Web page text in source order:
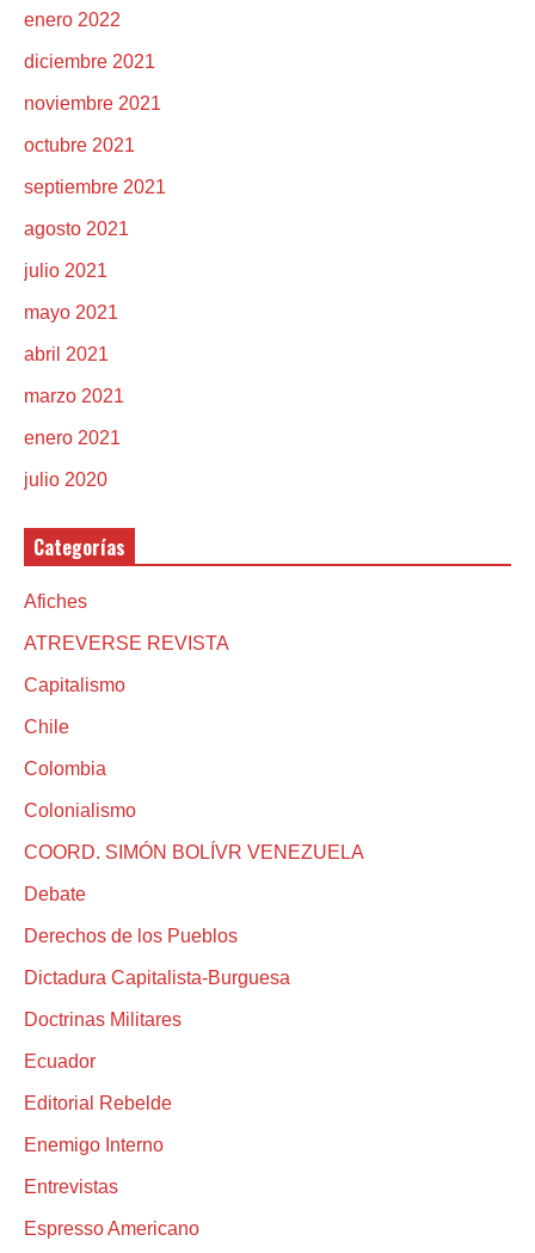
enero 2022
diciembre 2021
noviembre 2021
octubre 2021
septiembre 2021
agosto 2021
julio 2021
mayo 2021
abril 2021
marzo 2021
enero 2021
julio 2020
Categorías
Afiches
ATREVERSE REVISTA
Capitalismo
Chile
Colombia
Colonialismo
COORD. SIMÓN BOLÍVR VENEZUELA
Debate
Derechos de los Pueblos
Dictadura Capitalista-Burguesa
Doctrinas Militares
Ecuador
Editorial Rebelde
Enemigo Interno
Entrevistas
Espresso Americano